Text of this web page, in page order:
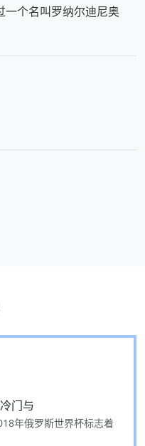
一个名叫罗纳尔迪尼奥
门与
年俄罗斯世界杯标志着